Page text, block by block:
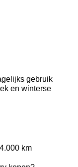
gebruik
en winterse
km